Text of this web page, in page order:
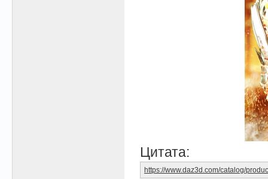
Цитата:
https://www.daz3d.com/catalog/